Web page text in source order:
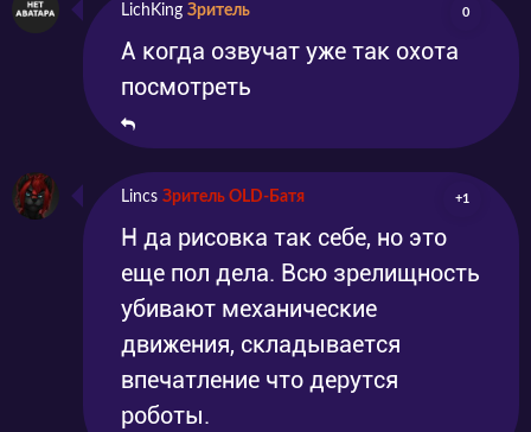
LichKing Зритель 0
А когда озвучат уже так охота
посмотреть
Lincs Зритель OLD-Батя +1
Н да рисовка так себе, но это
еще пол дела. Всю зрелищность
убивают механические
движения, складывается
впечатление что дерутся
роботы.